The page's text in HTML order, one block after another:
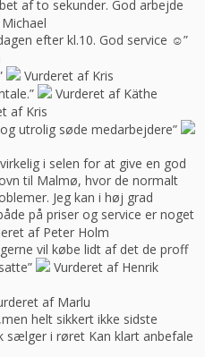
af to sekunder. God arbejde
efter kl.10. God service ☺”
Vurderet af Kris
Vurderet af Käthe
af Kris
utrolig søde medarbejdere”
i selen for at give en god
til Malmø, hvor de normalt
Jeg kan i høj grad
på priser og service er noget
af Peter Holm
vil købe lidt af det de proff
Vurderet af Henrik
af Marlu
helt sikkert ikke sidste
sælger i røret Kan klart anbefale